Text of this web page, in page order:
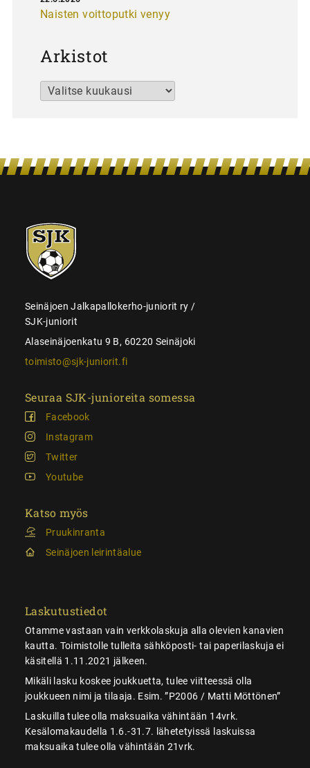
Naisten voittoputki venyy
Arkistot
Arkistot
SJK-
juniorit
Seinäjoen Jalkapallokerho-juniorit ry /
SJK-juniorit
Alaseinäjoenkatu 9 B, 60220 Seinäjoki
toimisto@sjk-juniorit.fi
Seuraa SJK-junioreita somessa
Facebook
Instagram
Twitter
Youtube
Katso myös
Pruukinranta
Seinäjoen leirintäalue
Laskutustiedot
Otamme vastaan vain verkkolaskuja alla olevien kanavien
kautta. Toimistolle tulleita sähköposti- tai paperilaskuja ei
käsitellä 1.11.2021 jälkeen.
Mikäli lasku koskee joukkuetta, tulee viitteessä olla
joukkueen nimi ja tilaaja. Esim. ”P2006 / Matti Möttönen”
Laskuilla tulee olla maksuaika vähintään 14vrk.
Kesälomakaudella 1.6.-31.7. lähetetyissä laskuissa
maksuaika tulee olla vähintään 21vrk.